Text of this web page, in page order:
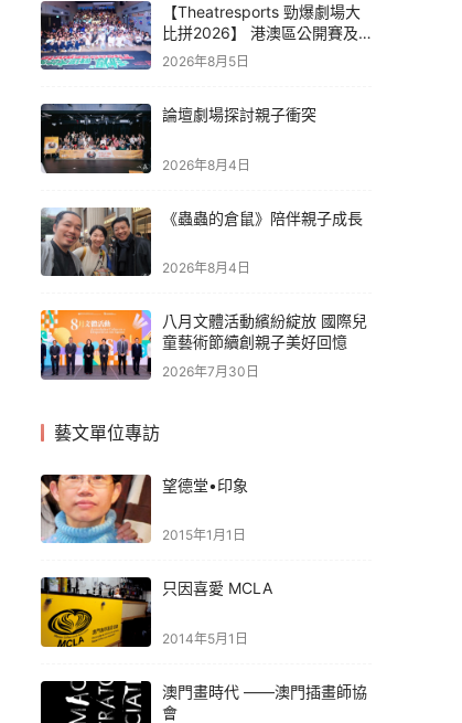
【Theatresports 勁爆劇場大
比拼2026】 港澳區公開賽及
亞洲聯賽賽果
2026年8月5日
論壇劇場探討親子衝突
2026年8月4日
《蟲蟲的倉鼠》陪伴親子成長
2026年8月4日
八月文體活動繽紛綻放 國際兒
童藝術節續創親子美好回憶
2026年7月30日
藝文單位專訪
望德堂•印象
2015年1月1日
只因喜愛 MCLA
2014年5月1日
澳門畫時代 ——澳門插畫師協
會